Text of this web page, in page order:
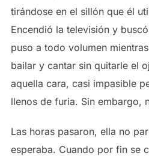
tirándose en el sillón que él
Encendió la televisión y
puso a todo volumen
bailar y cantar sin quitarle el
aquella cara, casi impasible
llenos de furia. Sin embargo,
Las horas pasaron, ella no
esperaba. Cuando por fin se